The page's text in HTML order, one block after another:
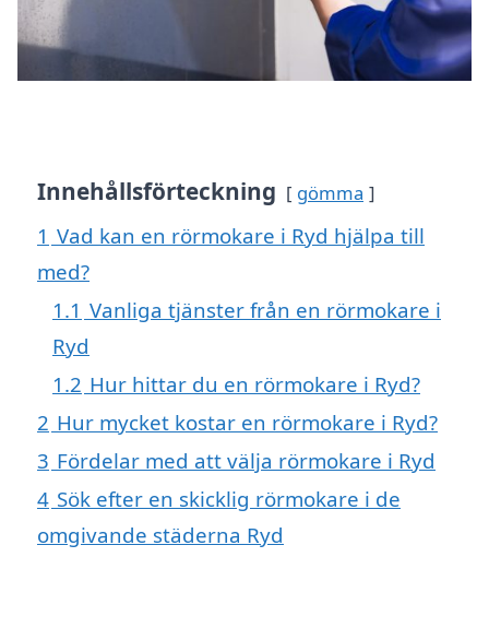
Innehållsförteckning gömma
1 Vad kan en rörmokare i Ryd hjälpa till
med?
1.1 Vanliga tjänster från en rörmokare i
Ryd
1.2 Hur hittar du en rörmokare i Ryd?
2 Hur mycket kostar en rörmokare i Ryd?
3 Fördelar med att välja rörmokare i Ryd
4 Sök efter en skicklig rörmokare i de
omgivande städerna Ryd